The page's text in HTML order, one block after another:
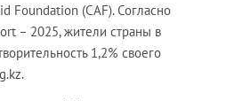
Foundation (CAF). Согласно
– 2025, жители страны в
1,2% своего